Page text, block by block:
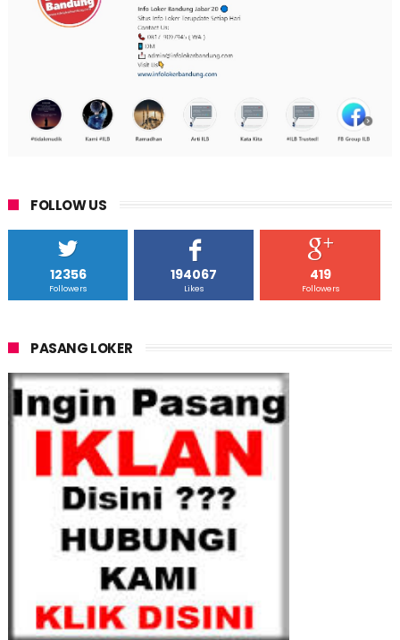
FOLLOW US
12356
Followers
194067
Likes
419
Followers
PASANG LOKER